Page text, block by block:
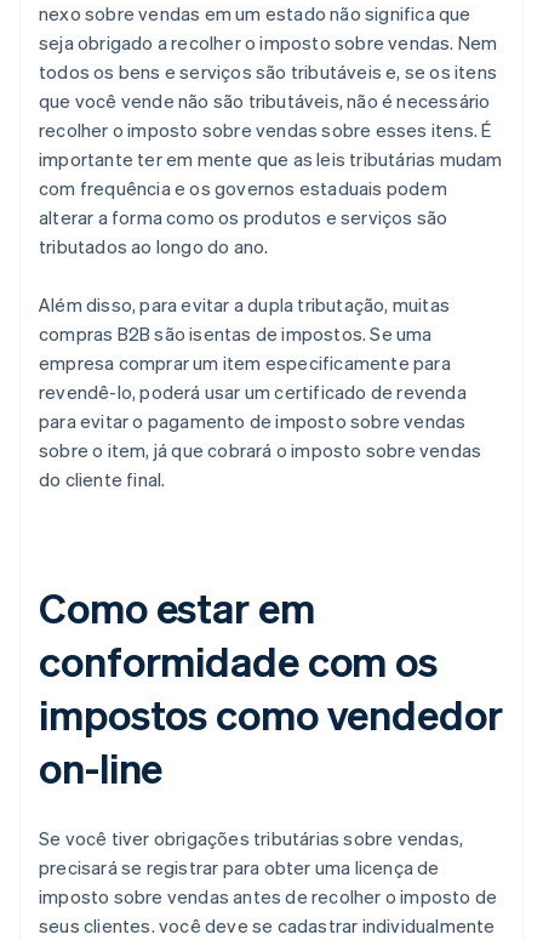
nexo sobre vendas em um estado não significa que
seja obrigado a recolher o imposto sobre vendas. Nem
todos os bens e serviços são tributáveis e, se os itens
que você vende não são tributáveis, não é necessário
recolher o imposto sobre vendas sobre esses itens. É
importante ter em mente que as leis tributárias mudam
com frequência e os governos estaduais podem
alterar a forma como os produtos e serviços são
tributados ao longo do ano.
Além disso, para evitar a dupla tributação, muitas
compras B2B são isentas de impostos. Se uma
empresa comprar um item especificamente para
revendê-lo, poderá usar um certificado de revenda
para evitar o pagamento de imposto sobre vendas
sobre o item, já que cobrará o imposto sobre vendas
do cliente final.
Como estar em
conformidade com os
impostos como vendedor
on-line
Se você tiver obrigações tributárias sobre vendas,
precisará se registrar para obter uma licença de
imposto sobre vendas antes de recolher o imposto de
seus clientes. você deve se cadastrar individualmente